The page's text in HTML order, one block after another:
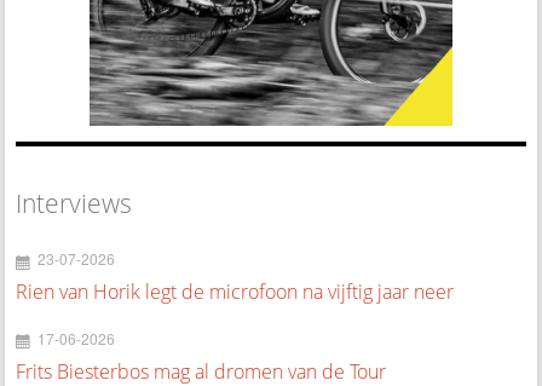
Interviews
23-07-2026
Rien van Horik legt de microfoon na vijftig jaar neer
17-06-2026
Frits Biesterbos mag al dromen van de Tour